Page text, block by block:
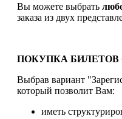
Вы можете выбрать
заказа из двух
ПОКУПКА БИЛЕТОВ
Выбрав вариант
который позволит Вам:
иметь